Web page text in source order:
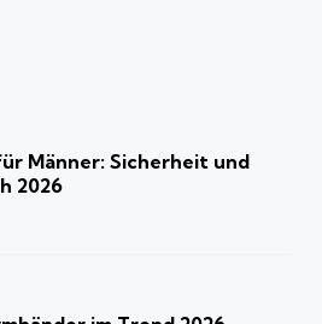
Männer: Sicherheit und
2026